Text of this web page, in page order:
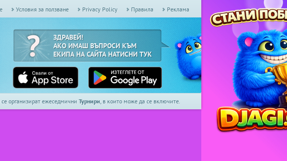
Условия за ползване Privacy Policy Правила Реклама
ЗДРАВЕЙ!
АКО ИМАШ ВЪПРОСИ КЪМ
ЕКИПА НА САЙТА НАТИСНИ ТУК
организират ежеседмични Турнири, в които може да се включите.